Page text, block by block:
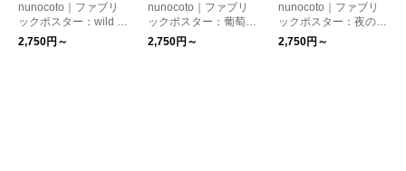
nunocoto｜ファブリ
ックポスター：wild ro
se and plum（kayo a
oyama）
2,750円～
nunocoto｜ファブリ
ックポスター：葡萄と
林檎（しんよんひ）
2,750円～
nunocoto｜ファブリ
ックポスター：夜の牛
乳パック（二宮とみ）
2,750円～